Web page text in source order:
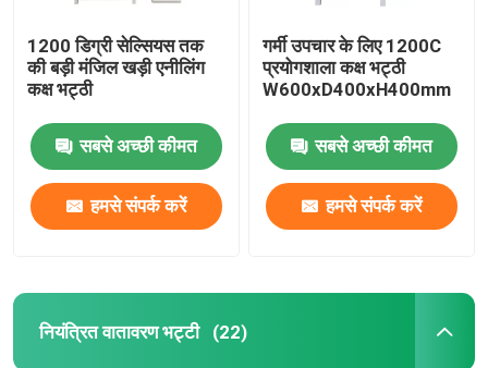
1200 डिग्री सेल्सियस तक
की बड़ी मंजिल खड़ी एनीलिंग
कक्ष भट्ठी
सबसे अच्छी कीमत
हमसे संपर्क करें
गर्मी उपचार के लिए 1200C
प्रयोगशाला कक्ष भट्ठी
W600xD400xH400mm
सबसे अच्छी कीमत
हमसे संपर्क करें
नियंत्रित वातावरण भट्टी (22)